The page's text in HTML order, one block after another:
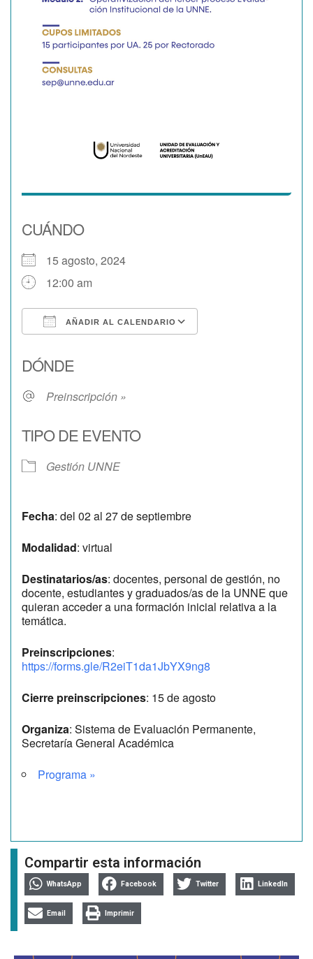
CUÁNDO
15 agosto, 2024
12:00 am
AÑADIR AL CALENDARIO
DÓNDE
Preinscripción »
TIPO DE EVENTO
Gestión UNNE
Fecha: del 02 al 27 de septiembre
Modalidad: virtual
Destinatarios/as: docentes, personal de gestión, no
docente, estudiantes y graduados/as de la UNNE que
quieran acceder a una formación inicial relativa a la
temática.
Preinscripciones:
https://forms.gle/R2eiT1da1JbYX9ng8
Cierre preinscripciones: 15 de agosto
Organiza: Sistema de Evaluación Permanente,
Secretaría General Académica
Programa »
Compartir esta información
WhatsApp Facebook Twitter LinkedIn
Email Imprimir